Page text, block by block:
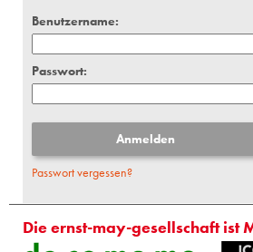
Benutzername:
Passwort:
Passwort vergessen?
Die ernst-may-gesellschaft ist